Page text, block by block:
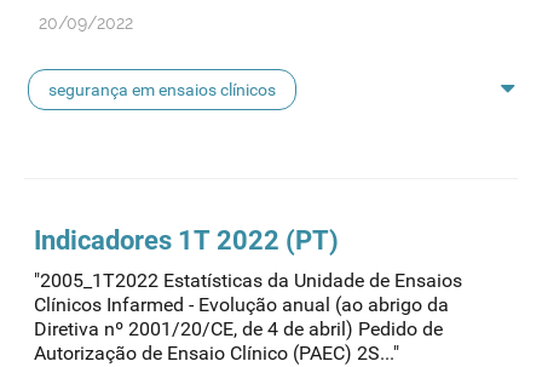
20/09/2022
segurança em ensaios clínicos
Indicadores 1T 2022 (PT)
"2005_1T2022 Estatísticas da Unidade de Ensaios
Clínicos Infarmed - Evolução anual (ao abrigo da
Diretiva nº 2001/20/CE, de 4 de abril) Pedido de
Autorização de Ensaio Clínico (PAEC) 2S..."